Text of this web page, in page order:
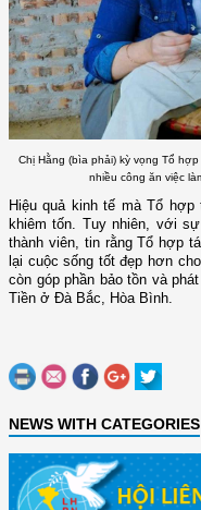
Chị Hằng (bìa phải) kỳ vọng Tổ
nhiều công ăn việc
Hiệu quả kinh tế mà Tổ
khiêm tốn. Tuy nhiên, với
thành viên, tin rằng Tổ hợp
lại cuộc sống tốt đẹp hơn
còn góp phần bảo tồn và
Tiền ở Đà Bắc, Hòa Bình.
NEWS WITH CATEGORIES